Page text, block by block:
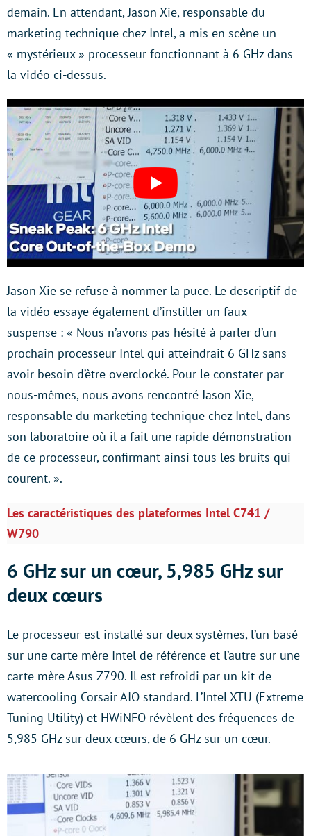
demain. En attendant, Jason Xie, responsable du
marketing technique chez Intel, a mis en scène un
« mystérieux » processeur fonctionnant à 6 GHz dans
la vidéo ci-dessus.
Jason Xie se refuse à nommer la puce. Le descriptif de
la vidéo essaye également d’instiller un faux
suspense : « Nous n’avons pas hésité à parler d’un
prochain processeur Intel qui atteindrait 6 GHz sans
avoir besoin d’être overclocké. Pour le constater par
nous-mêmes, nous avons rencontré Jason Xie,
responsable du marketing technique chez Intel, dans
son laboratoire où il a fait une rapide démonstration
de ce processeur, confirmant ainsi tous les bruits qui
courent. ».
Les caractéristiques des plateformes Intel C741 /
W790
6 GHz sur un cœur, 5,985 GHz sur
deux cœurs
Le processeur est installé sur deux systèmes, l’un basé
sur une carte mère Intel de référence et l’autre sur une
carte mère Asus Z790. Il est refroidi par un kit de
watercooling Corsair AIO standard. L’Intel XTU (Extreme
Tuning Utility) et HWiNFO révèlent des fréquences de
5,985 GHz sur deux cœurs, de 6 GHz sur un cœur.